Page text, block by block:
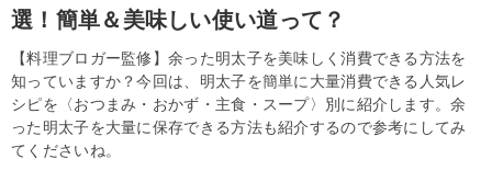
選！簡単＆美味しい使い道って？
【料理ブロガー監修】余った明太子を美味しく消費できる方法を
知っていますか？今回は、明太子を簡単に大量消費できる人気レ
シピを〈おつまみ・おかず・主食・スープ〉別に紹介します。余
った明太子を大量に保存できる方法も紹介するので参考にしてみ
てくださいね。